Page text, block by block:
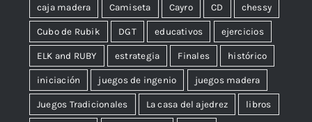
caja madera Camiseta Cayro CD chessy
Cubo de Rubik DGT educativos ejercicios
ELK and RUBY estrategia Finales histórico
iniciación juegos de ingenio juegos madera
Juegos Tradicionales La casa del ajedrez libros